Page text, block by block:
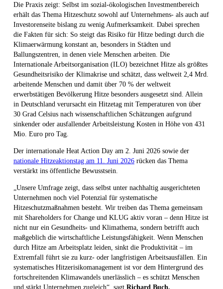
Die Praxis zeigt: Selbst im sozial-ökologischen Investmentbereich
erhält das Thema Hitzeschutz sowohl auf Unternehmens- als auch auf
Investorenseite bislang zu wenig Aufmerksamkeit. Dabei sprechen
die Fakten für sich: So steigt das Risiko für Hitze bedingt durch die
Klimaerwärmung konstant an, besonders in Städten und
Ballungszentren, in denen viele Menschen arbeiten. Die
Internationale Arbeitsorganisation (ILO) bezeichnet Hitze als größtes
Gesundheitsrisiko der Klimakrise und schätzt, dass weltweit 2,4 Mrd.
arbeitende Menschen und damit über 70 % der weltweit
erwerbstätigen Bevölkerung Hitze besonders ausgesetzt sind. Allein
in Deutschland verursacht ein Hitzetag mit Temperaturen von über
30 Grad Celsius nach wissenschaftlichen Schätzungen aufgrund
sinkender oder ausfallender Arbeitsleistung Kosten in Höhe von 431
Mio. Euro pro Tag.
Der internationale Heat Action Day am 2. Juni 2026 sowie der
nationale Hitzeaktionstag am 11. Juni 2026 rücken das Thema
verstärkt ins öffentliche Bewusstsein.
„Unsere Umfrage zeigt, dass selbst unter nachhaltig ausgerichteten
Unternehmen noch viel Potenzial für systematische
Hitzeschutzmaßnahmen besteht. Wir treiben das Thema gemeinsam
mit Shareholders for Change und KLUG aktiv voran – denn Hitze ist
nicht nur ein Gesundheits- und Klimathema, sondern betrifft auch
maßgeblich die wirtschaftliche Leistungsfähigkeit. Wenn Menschen
durch Hitze am Arbeitsplatz leiden, sinkt die Produktivität – im
Extremfall führt sie zu kurz- oder langfristigen Arbeitsausfällen. Ein
systematisches Hitzerisikomanagement ist vor dem Hintergrund des
fortschreitenden Klimawandels unerlässlich – es schützt Menschen
und stärkt Unternehmen zugleich“, sagt Richard Buch,